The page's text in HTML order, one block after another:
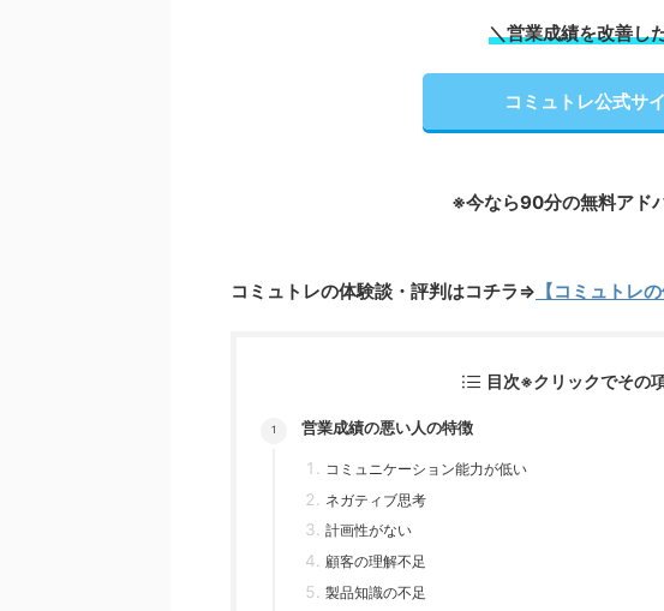
＼営業成績を改善し
コミュトレ公式サ
※今なら90分の無料アド
コミュトレの体験談・評判はコチラ⇒ 【コミュトレの
目次※クリックでその
営業成績の悪い人の特徴
コミュニケーション能力が低い
ネガティブ思考
計画性がない
顧客の理解不足
製品知識の不足